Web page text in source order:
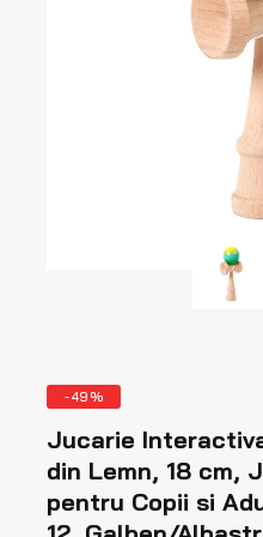
-49%
vanzare
Jucarie
din Lemn, 18 cm,
pentru Copii si